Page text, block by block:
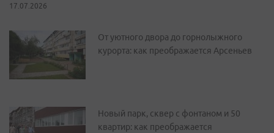
17.07.2026
От уютного двора до горнолыжного
курорта: как преображается Арсеньев
Новый парк, сквер с фонтаном и 50
квартир: как преображается